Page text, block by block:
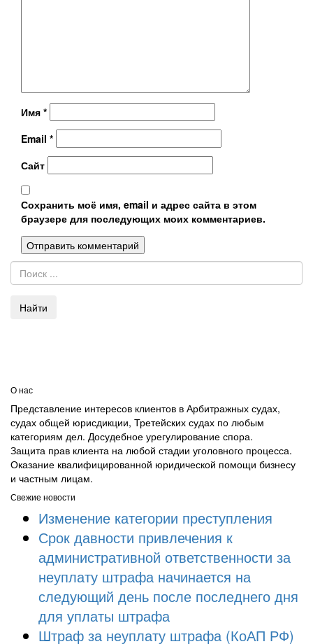
Имя *
Email *
Сайт
Сохранить моё имя, email и адрес сайта в этом
браузере для последующих моих комментариев.
Найти
О нас
Представление интересов клиентов в Арбитражных судах,
судах общей юрисдикции, Третейских судах по любым
категориям дел. Досудебное урегулирование спора.
Защита прав клиента на любой стадии уголовного процесса.
Оказание квалифицированной юридической помощи бизнесу
и частным лицам.
Свежие новости
Изменение категории преступления
Срок давности привлечения к
административной ответственности за
неуплату штрафа начинается на
следующий день после последнего дня
для уплаты штрафа
Штраф за неуплату штрафа (КоАП РФ)